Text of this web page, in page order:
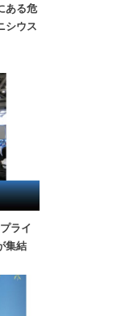
ある危
シウス
ライ
集結